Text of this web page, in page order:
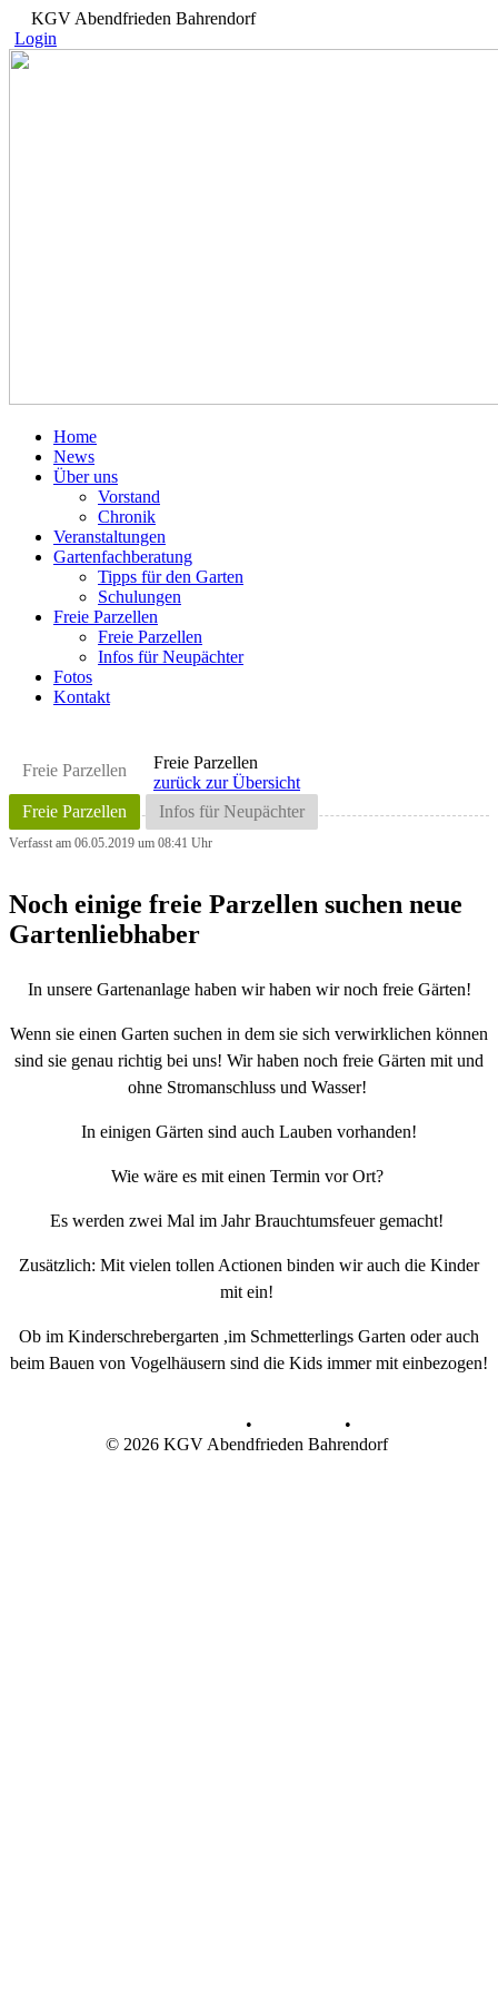
KGV Abendfrieden Bahrendorf
Login
Home
News
Über uns
Vorstand
Chronik
Veranstaltungen
Gartenfachberatung
Tipps für den Garten
Schulungen
Freie Parzellen
Freie Parzellen
Infos für Neupächter
Fotos
Kontakt
Freie Parzellen
Freie Parzellen Infos für Neupächter
Freie Parzellen
zurück zur Übersicht
Verfasst am 06.05.2019 um 08:41 Uhr
Noch einige freie Parzellen suchen neue
Gartenliebhaber
In unsere Gartenanlage haben wir haben wir noch freie Gärten!
Wenn sie einen Garten suchen in dem sie sich verwirklichen können
sind sie genau richtig bei uns! Wir haben noch freie Gärten mit und
ohne Stromanschluss und Wasser!
In einigen Gärten sind auch Lauben vorhanden!
Wie wäre es mit einen Termin vor Ort?
Es werden zwei Mal im Jahr Brauchtumsfeuer gemacht!
Zusätzlich: Mit vielen tollen Actionen binden wir auch die Kinder
mit ein!
Ob im Kinderschrebergarten ,im Schmetterlings Garten oder auch
beim Bauen von Vogelhäusern sind die Kids immer mit einbezogen!
•
•
© 2026 KGV Abendfrieden Bahrendorf